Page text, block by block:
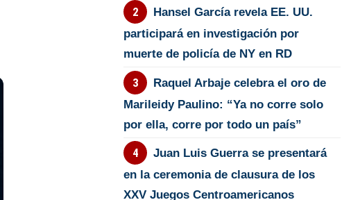
Hansel García revela EE. UU.
participará en investigación por
muerte de policía de NY en RD
Raquel Arbaje celebra el oro de
Marileidy Paulino: “Ya no corre solo
por ella, corre por todo un país”
Juan Luis Guerra se presentará
en la ceremonia de clausura de los
XXV Juegos Centroamericanos